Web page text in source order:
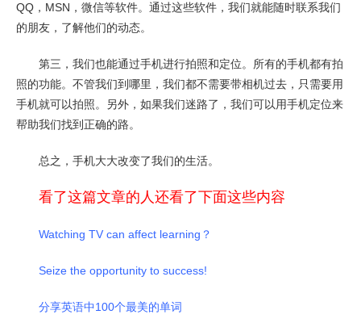
QQ，MSN，微信等软件。通过这些软件，我们就能随时联系我们
的朋友，了解他们的动态。
第三，我们也能通过手机进行拍照和定位。所有的手机都有拍
照的功能。不管我们到哪里，我们都不需要带相机过去，只需要用
手机就可以拍照。另外，如果我们迷路了，我们可以用手机定位来
帮助我们找到正确的路。
总之，手机大大改变了我们的生活。
看了这篇文章的人还看了下面这些内容
Watching TV can affect learning？
Seize the opportunity to success!
分享英语中100个最美的单词